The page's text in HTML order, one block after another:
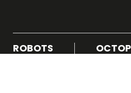
ROBOTS